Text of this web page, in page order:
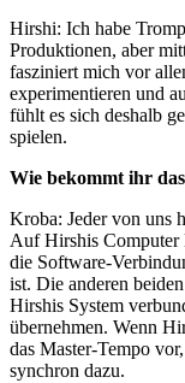
Hirshi: Ich habe
Produktionen, aber
fasziniert mich vor
experimentieren und
fühlt es sich deshalb
spielen.
Wie bekommt ihr
Kroba: Jeder von uns
Auf Hirshis Computer
die Software-
ist. Die anderen
Hirshis System
übernehmen. Wenn
das Master-Tempo
synchron dazu.